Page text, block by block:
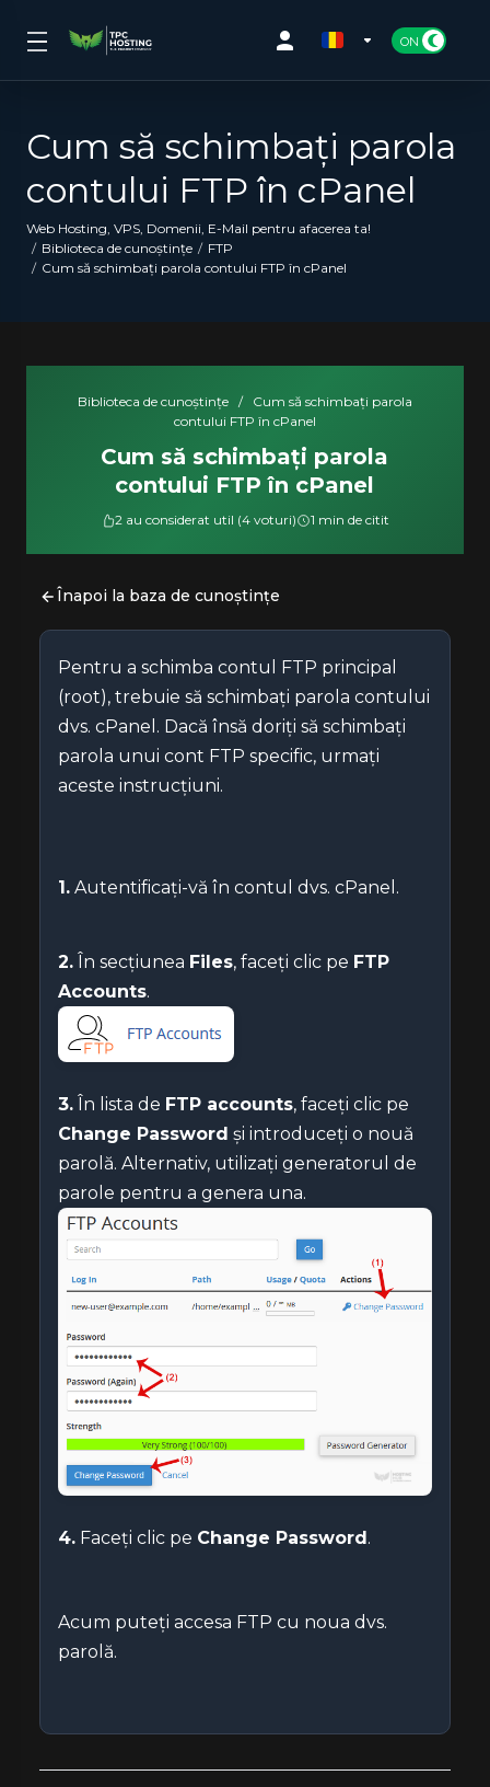
Cum să schimbați parola
contului FTP în cPanel
Web Hosting, VPS, Domenii, E-Mail pentru afacerea ta!
Biblioteca de cunoștințe
FTP
Cum să schimbați parola contului FTP în cPanel
Biblioteca de cunoștințe /
Cum să schimbați parola
contului FTP în cPanel
Cum să schimbați parola
contului FTP în cPanel
2 au considerat util (4 voturi) 1 min de citit
Înapoi la baza de cunoștințe
Pentru a schimba contul FTP principal
(root), trebuie să schimbați parola contului
dvs. cPanel. Dacă însă doriți să schimbați
parola unui cont FTP specific, urmați
aceste instrucțiuni.
1. Autentificați-vă în contul dvs. cPanel.
2. În secțiunea Files, faceți clic pe FTP
Accounts.
3. În lista de FTP accounts, faceți clic pe
Change Password și introduceți o nouă
parolă. Alternativ, utilizați generatorul de
parole pentru a genera una.
4. Faceți clic pe Change Password.
Acum puteți accesa FTP cu noua dvs.
parolă.